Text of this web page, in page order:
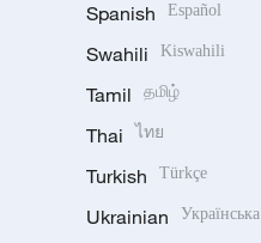
Spanish Español
Swahili Kiswahili
Tamil தமிழ்
Thai ไทย
Turkish Türkçe
Ukrainian Українська